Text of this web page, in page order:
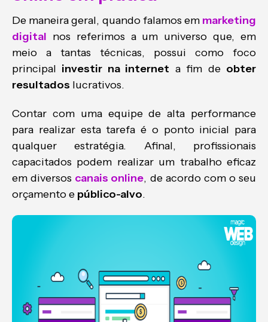
De maneira geral, quando falamos em marketing
digital nos referimos a um universo que, em
meio a tantas técnicas, possui como foco
principal investir na internet a fim de obter
resultados lucrativos.
Contar com uma equipe de alta performance
para realizar esta tarefa é o ponto inicial para
qualquer estratégia. Afinal, profissionais
capacitados podem realizar um trabalho eficaz
em diversos canais online, de acordo com o seu
orçamento e público-alvo.